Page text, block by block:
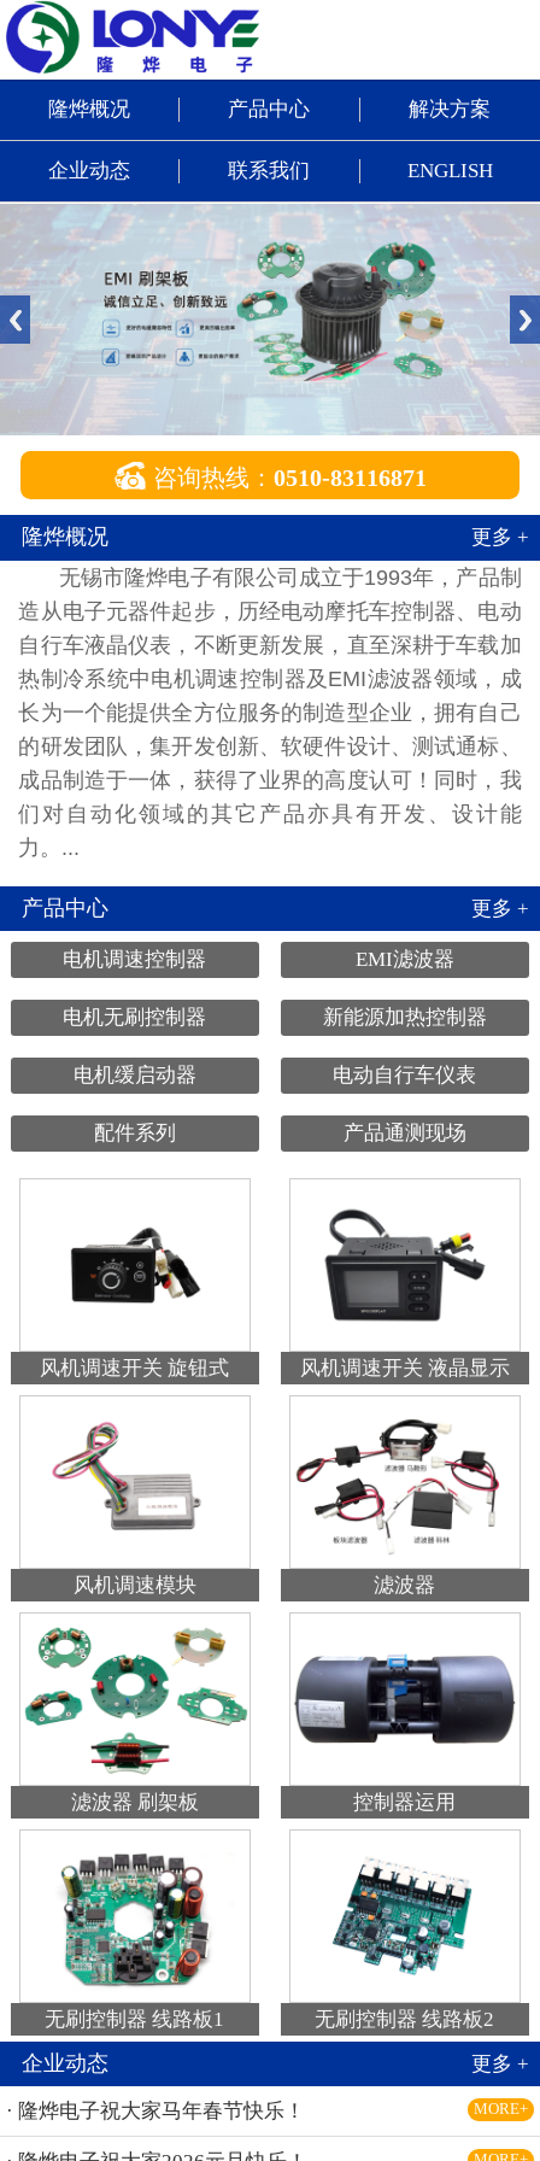
隆烨概况 产品中心 解决方案
企业动态 联系我们 ENGLISH
 咨询热线： 0510-83116871
隆烨概况 更多 +
无锡市隆烨电子有限公司成立于1993年，产品制
造从电子元器件起步，历经电动摩托车控制器、电动
自行车液晶仪表，不断更新发展，直至深耕于车载加
热制冷系统中电机调速控制器及EMI滤波器领域，成
长为一个能提供全方位服务的制造型企业，拥有自己
的研发团队，集开发创新、软硬件设计、测试通标、
成品制造于一体，获得了业界的高度认可！同时，我
们对自动化领域的其它产品亦具有开发、设计能
力。...
产品中心 更多 +
电机调速控制器 EMI滤波器
电机无刷控制器 新能源加热控制器
电机缓启动器 电动自行车仪表
配件系列 产品通测现场
风机调速开关 旋钮式 风机调速开关 液晶显示
风机调速模块 滤波器
滤波器 刷架板 控制器运用
无刷控制器 线路板1 无刷控制器 线路板2
企业动态 更多 +
· 隆烨电子祝大家马年春节快乐！ MORE+